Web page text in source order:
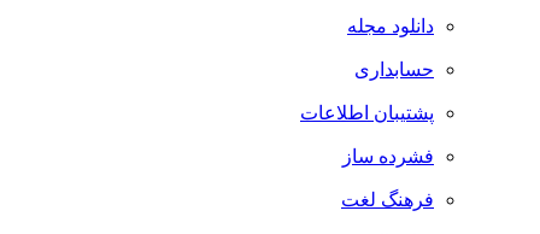
دانلود مجله
حسابداری
پشتیبان اطلاعات
فشرده ساز
فرهنگ لغت